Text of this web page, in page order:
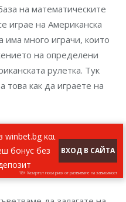
на математическите
играе на Американска
има много играчи, които
на определени
рулетка. Тук
как да играете на
winbet.bg και
бонус без
ВХОД В САЙТА
18+ Хазартът носи риск от развиване на зависимост